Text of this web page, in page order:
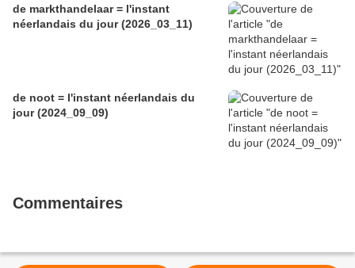
de markthandelaar = l'instant
néerlandais du jour (2026_03_11)
de noot = l'instant néerlandais du
jour (2024_09_09)
Commentaires